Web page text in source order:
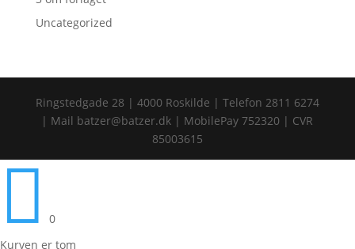
Uncategorized
Ringstedgade 28 | 4000 Roskilde | Telefon 2811 6274
| Mail batzer@batzer.dk | MobilePay 752320 | CVR
85003615

0
Kurven er tom